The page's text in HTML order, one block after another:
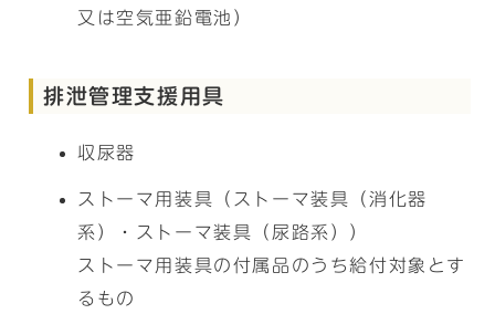
又は空気亜鉛電池）
排泄管理支援用具
収尿器
ストーマ用装具（ストーマ装具（消化器
系）・ストーマ装具（尿路系））
ストーマ用装具の付属品のうち給付対象とす
るもの